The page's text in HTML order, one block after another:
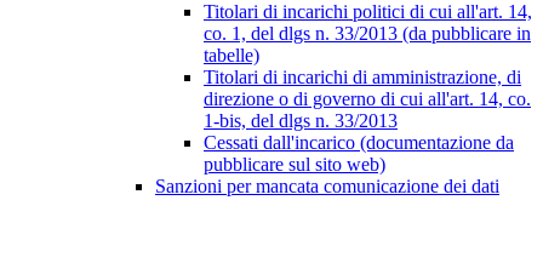
Titolari di incarichi politici di cui all'art. 14,
co. 1, del dlgs n. 33/2013 (da pubblicare in
tabelle)
Titolari di incarichi di amministrazione, di
direzione o di governo di cui all'art. 14, co.
1-bis, del dlgs n. 33/2013
Cessati dall'incarico (documentazione da
pubblicare sul sito web)
Sanzioni per mancata comunicazione dei dati